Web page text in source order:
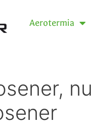
Aerotermia